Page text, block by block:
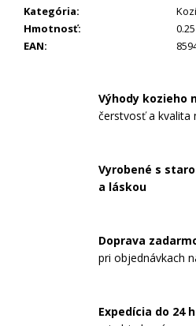
Kategória:
Hmotnosť:
EAN:
Výhody kozieho
čerstvosť a kvalita
Vyrobené s
a láskou
Doprava
pri objednávkach
Expedícia do 24
BATOĽACIE
KOZIE